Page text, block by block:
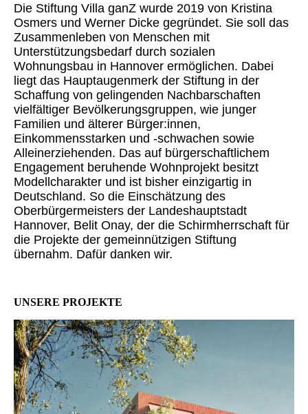
Die Stiftung Villa ganZ wurde 2019 von Kristina
Osmers und Werner Dicke gegründet. Sie soll das
Zusammenleben von Menschen mit
Unterstützungsbedarf durch sozialen
Wohnungsbau in Hannover ermöglichen. Dabei
liegt das Hauptaugenmerk der Stiftung in der
Schaffung von gelingenden Nachbarschaften
vielfältiger Bevölkerungsgruppen, wie junger
Familien und älterer Bürger:innen,
Einkommensstarken und -schwachen sowie
Alleinerziehenden. Das auf bürgerschaftlichem
Engagement beruhende Wohnprojekt besitzt
Modellcharakter und ist bisher einzigartig in
Deutschland. So die Einschätzung des
Oberbürgermeisters der Landeshauptstadt
Hannover, Belit Onay, der die Schirmherrschaft für
die Projekte der gemeinnützigen Stiftung
übernahm. Dafür danken wir.
UNSERE PROJEKTE